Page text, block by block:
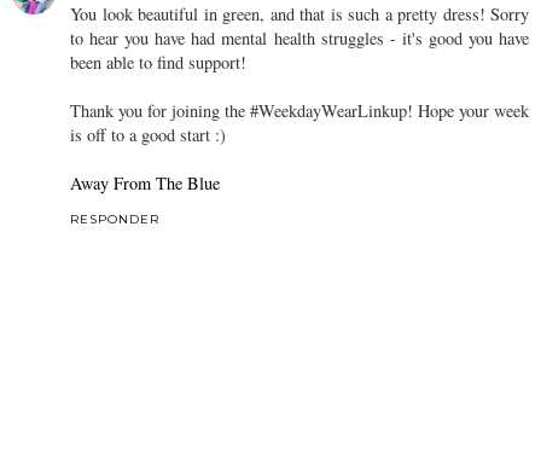
You look beautiful in green, and that is such a pretty dress! Sorry
to hear you have had mental health struggles - it's good you have
been able to find support!
Thank you for joining the #WeekdayWearLinkup! Hope your week
is off to a good start :)
Away From The Blue
RESPONDER